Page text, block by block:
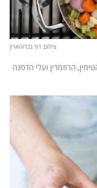
צילום: דוד בכר/הארץ
הרוזמרין ועלי הדפנה